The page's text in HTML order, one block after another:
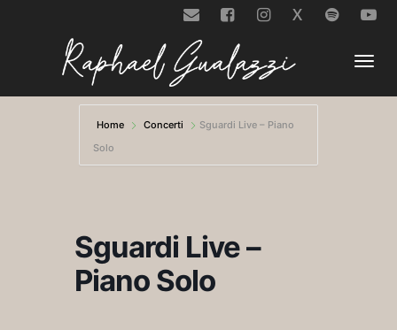
X
Home Concerti
Sguardi Live – Piano
Solo
Sguardi Live –
Piano Solo